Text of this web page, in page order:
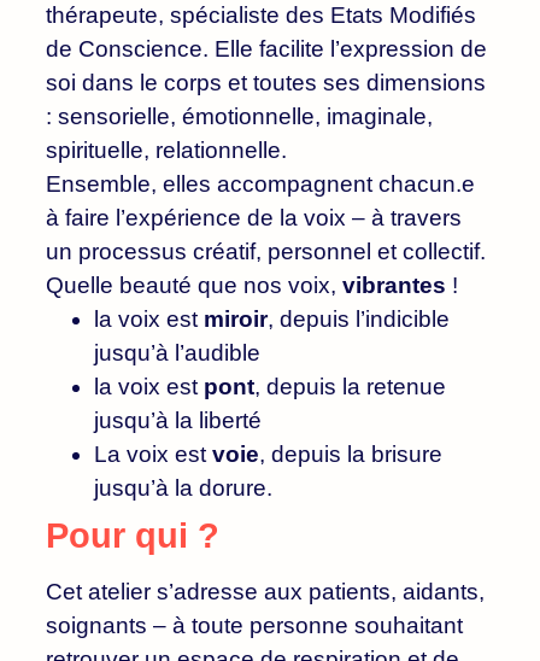
thérapeute, spécialiste des Etats Modifiés
de Conscience. Elle facilite l’expression de
soi dans le corps et toutes ses dimensions
: sensorielle, émotionnelle, imaginale,
spirituelle, relationnelle.
Ensemble, elles accompagnent chacun.e
à faire l’expérience de la voix – à travers
un processus créatif, personnel et collectif.
Quelle beauté que nos voix, vibrantes !
la voix est miroir, depuis l’indicible
jusqu’à l’audible
la voix est pont, depuis la retenue
jusqu’à la liberté
La voix est voie, depuis la brisure
jusqu’à la dorure.
Pour qui ?
Cet atelier s’adresse aux patients, aidants,
soignants – à toute personne souhaitant